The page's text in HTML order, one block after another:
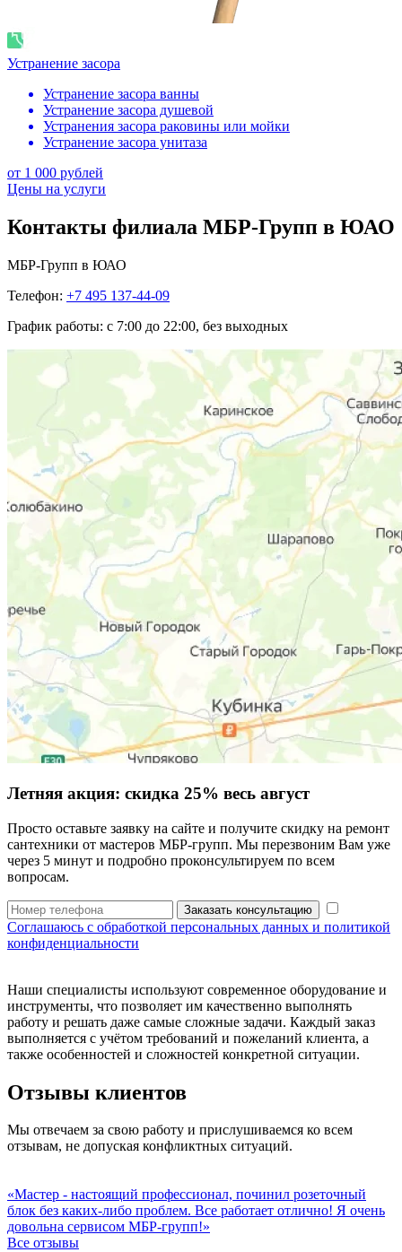
Устранение засора
Устранение засора ванны
Устранение засора душевой
Устранения засора раковины или мойки
Устранение засора унитаза
от 1 000 рублей
Цены на услуги
Контакты филиала МБР-Групп в ЮАО
МБР-Групп в ЮАО
Телефон: +7 495 137-44-09
График работы: с 7:00 до 22:00, без выходных
Летняя акция: скидка 25% весь август
Просто оставьте заявку на сайте и получите скидку на ремонт
сантехники от мастеров МБР-групп. Мы перезвоним Вам уже
через 5 минут и подробно проконсультируем по всем
вопросам.
Заказать консультацию
Соглашаюсь с обработкой персональных данных и политикой
конфиденциальности
Наши специалисты используют современное оборудование и
инструменты, что позволяет им качественно выполнять
работу и решать даже самые сложные задачи. Каждый заказ
выполняется с учётом требований и пожеланий клиента, а
также особенностей и сложностей конкретной ситуации.
Отзывы клиентов
Мы отвечаем за свою работу и прислушиваемся ко всем
отзывам, не допуская конфликтных ситуаций.
«Мастер - настоящий профессионал, починил розеточный
блок без каких-либо проблем. Все работает отлично! Я очень
довольна сервисом МБР-групп!»
Все отзывы